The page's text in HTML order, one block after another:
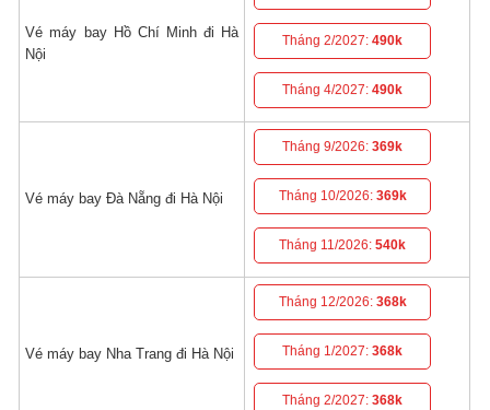
Vé máy bay Hồ Chí Minh đi Hà
Nội
Tháng 2/2027:490k
Tháng 4/2027:490k
Vé máy bay Đà Nẵng đi Hà Nội
Tháng 9/2026:369k
Tháng 10/2026: 369k
Tháng 11/2026:540k
Vé máy bay Nha Trang đi Hà Nội
Tháng 12/2026: 368k
Tháng 1/2027:368k
Tháng 2/2027:368k